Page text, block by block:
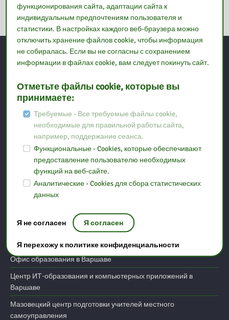
контакт
Педагогическая библиотека в Остроленке
ул. Рубинковского 15
07-300 Остров Мазовецкий
tel: (29) 745 35 82
ostrow@bp.ostroleka.pl
Полезные ссылки
Министерство образования
Офис образования в Варшаве
Центр ИТ-образования и компьютерных приложений в
Варшаве
Мазовецкий центр подготовки учителей местного
самоуправления
функционирования сайта, адаптации сайта к
индивидуальным предпочтениям пользователя и
статистики. В настройках каждого веб-браузера можно
отключить хранение файлов cookie, чтобы информация
не собиралась. Если вы не согласны с сохранением
информации в файлах cookie, вам следует покинуть сайт.
Отметьте файлы cookie, которые вы
принимаете:
Требуемые - Все требуемые файлы cookie,
необходимые для правильной работы сайта,
например, поддержание сеанса.
Функциональные - Cookies, которые обеспечивают
предоставление пользователю необходимых
функций на веб-сайте.
Аналитические - Cookies для сбора статистических
данных
Я не согласен Я согласен
Я перехожу к политике конфиденциальности